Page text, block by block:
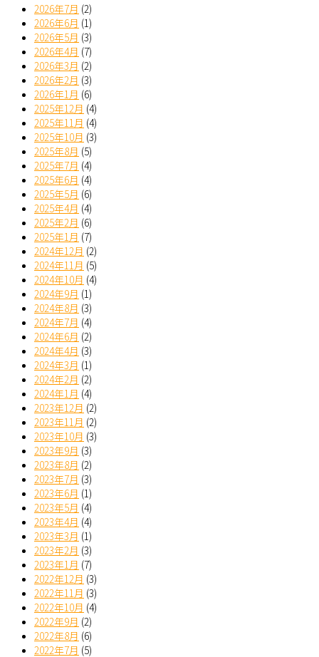
2026年7月 (2)
2026年6月 (1)
2026年5月 (3)
2026年4月 (7)
2026年3月 (2)
2026年2月 (3)
2026年1月 (6)
2025年12月 (4)
2025年11月 (4)
2025年10月 (3)
2025年8月 (5)
2025年7月 (4)
2025年6月 (4)
2025年5月 (6)
2025年4月 (4)
2025年2月 (6)
2025年1月 (7)
2024年12月 (2)
2024年11月 (5)
2024年10月 (4)
2024年9月 (1)
2024年8月 (3)
2024年7月 (4)
2024年6月 (2)
2024年4月 (3)
2024年3月 (1)
2024年2月 (2)
2024年1月 (4)
2023年12月 (2)
2023年11月 (2)
2023年10月 (3)
2023年9月 (3)
2023年8月 (2)
2023年7月 (3)
2023年6月 (1)
2023年5月 (4)
2023年4月 (4)
2023年3月 (1)
2023年2月 (3)
2023年1月 (7)
2022年12月 (3)
2022年11月 (3)
2022年10月 (4)
2022年9月 (2)
2022年8月 (6)
2022年7月 (5)